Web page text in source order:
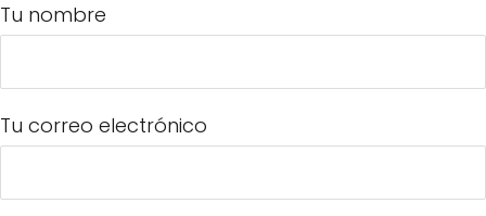
Tu nombre
Tu correo electrónico